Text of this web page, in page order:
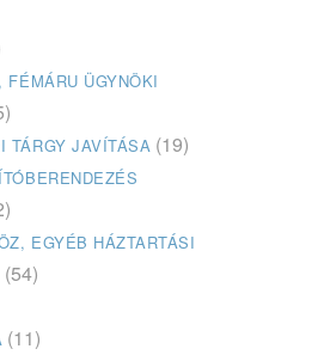
FÉMÁRU ÜGYNÖKI
TÁRGY JAVÍTÁSA (19)
EGYÉB HÁZTARTÁSI
(54)
(11)